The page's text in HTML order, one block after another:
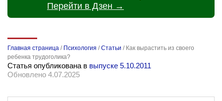
Перейти в Дзен →
Главная страница / Психология /Статьи / Как вырастить из своего
ребенка трудоголика?
Статья опубликована в выпуске 5.10.2011
Обновлено 4.07.2025